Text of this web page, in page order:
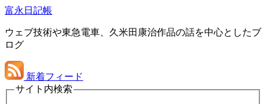
富永日記帳
ウェブ技術や東急電車、久米田康治作品の話を中心としたブ
ログ
新着フィード
サイト内検索